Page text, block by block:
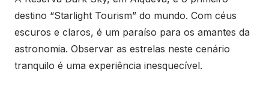
destino “Starlight Tourism” do mundo. Com céus
escuros e claros, é um paraíso para os amantes da
astronomia. Observar as estrelas neste cenário
tranquilo é uma experiência inesquecível.